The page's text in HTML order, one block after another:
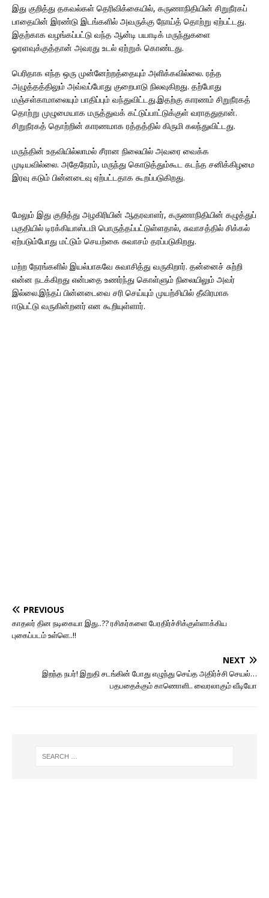
இது குறித்து தகவல்கள் தெரிவிக்கையில், கருணாநிதியின் சிறுநீரகப்
பாதையின் இரண்டு இடங்களில் அவருக்கு நோய்த் தொற்று ஏற்பட்டது.
இதற்காக வழங்கப்பட்டு வந்த ஆன்டி பயாடிக் மருந்துகளை
ஓரளவுக்குத்தான் அவரது உடல் ஏற்றுக் கொண்டது.
பெரிதாக எந்த ஒரு முன்னேற்றத்தையும் அளிக்கவில்லை. ரத்த
அழுத்தத்திலும் அவ்வப்போது குறைபாடு நிலவுகிறது. தற்போது
மஞ்சள்காமாலையும் பாதிப்பும் வந்துவிட்டது.இதற்கு காரணம் சிறுநீரகத்
தொற்று முழுமையாக மருத்துவக் கட்டுப்பாட்டுக்குள் வராததுதான்.
சிறுநீரகத் தொற்றின் காரணமாக ரத்தத்தில் கிருமி கலந்துவிட்டது.
மருந்தின் உதவியில்லாமல் சீரான நிலையில் அவரை வைக்க
முடியவில்லை. அதேநேரம், மருந்து கொடுத்தும்கூட கடந்த சனிக்கிழமை
இரவு கடும் பின்னடைவு ஏற்பட்டதாக கூறப்படுகிறது.
மேலும் இது குறித்து அழகிரியின் ஆதரவாளர், கருணாநிதியின் கழுத்துப்
பகுதியில் டிரக்கியாஸ்டமி பொருத்தப்பட்டுள்ளதால், சுவாசத்தில் சிக்கல்
ஏற்படும்போது மட்டும் செயற்கை சுவாசம் தரப்படுகிறது.
மற்ற நேரங்களில் இயல்பாகவே சுவாசித்து வருகிறார். தன்னைச் சுற்றி
என்ன நடக்கிறது என்பதை உணர்ந்து கொள்ளும் நிலையிலும் அவர்
இல்லை.இந்தப் பின்னடைவை சரி செய்யும் முயற்சியில் தீவிரமாக
ஈடுபட்டு வருகின்றனர் என கூறியுள்ளார்.
PREVIOUS
காதலர் தின நடிகையா இது..?? ரசிகர்களை பேரதிர்ச்சிக்குள்ளாக்கிய
புகைப்படம் உள்ளெ..!!
NEXT
இறந்த நபர்! இறுதி சடங்கின் போது எழுந்து செய்த அதிர்ச்சி செயல்…
பதபதைக்கும் காணொளி.. வைரலாகும் வீடியோ